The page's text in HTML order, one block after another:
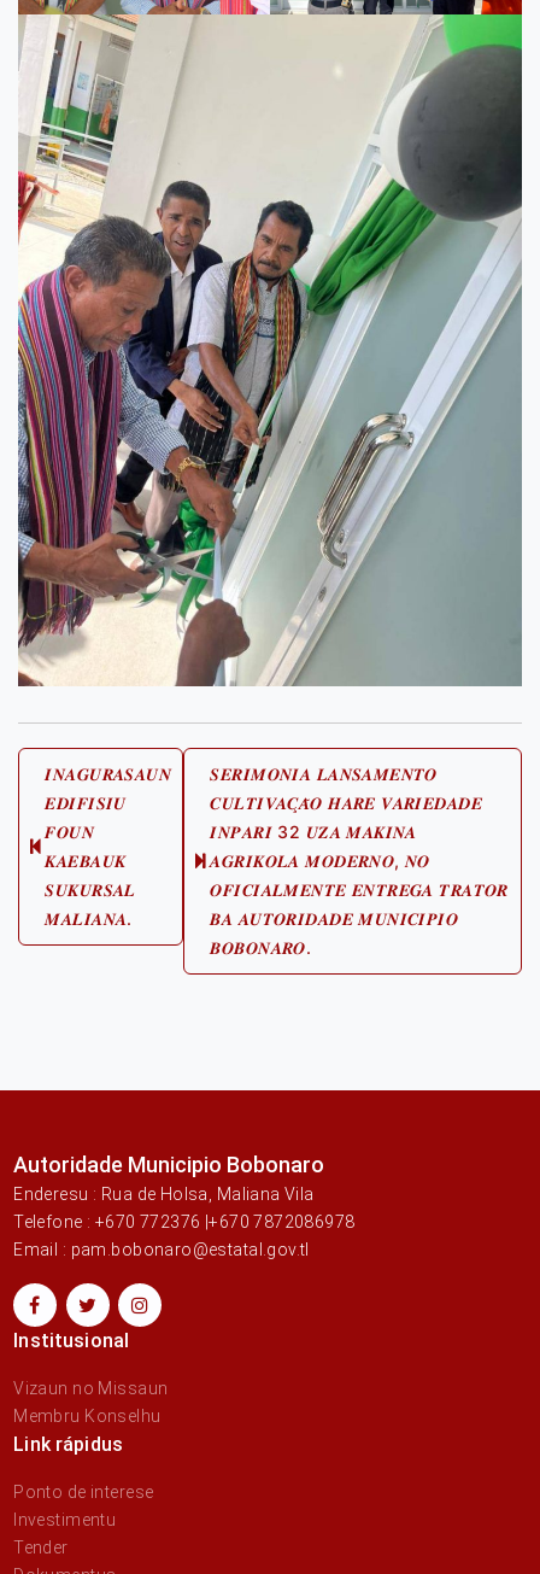
Post
navigation
Previous
post:
𝑰𝑵𝑨𝑮𝑼𝑹𝑨𝑺𝑨𝑼𝑵
𝑬𝑫𝑰𝑭𝑰𝑺𝑰𝑼
𝑭𝑶𝑼𝑵
𝑲𝑨𝑬𝑩𝑨𝑼𝑲
𝑺𝑼𝑲𝑼𝑹𝑺𝑨𝑳
𝑴𝑨𝑳𝑰𝑨𝑵𝑨.
Next
post:
𝑺𝑬𝑹𝑰𝑴𝑶𝑵𝑰𝑨 𝑳𝑨𝑵𝑺𝑨𝑴𝑬𝑵𝑻𝑶
𝑪𝑼𝑳𝑻𝑰𝑽𝑨𝑪̧𝑨̃𝑶 𝑯𝑨𝑹𝑬 𝑽𝑨𝑹𝑰𝑬𝑫𝑨𝑫𝑬
𝑰𝑵𝑷𝑨𝑹𝑰 32 𝑼𝒁𝑨 𝑴𝑨𝑲𝑰𝑵𝑨
𝑨𝑮𝑹𝑰𝑲𝑶𝑳𝑨 𝑴𝑶𝑫𝑬𝑹𝑵𝑶, 𝑵𝑶
𝑶𝑭𝑰𝑪𝑰𝑨𝑳𝑴𝑬𝑵𝑻𝑬 𝑬𝑵𝑻𝑹𝑬𝑮𝑨 𝑻𝑹𝑨𝑻𝑶𝑹
𝑩𝑨 𝑨𝑼𝑻𝑶𝑹𝑰𝑫𝑨𝑫𝑬 𝑴𝑼𝑵𝑰𝑪𝑰𝑷𝑰𝑶
𝑩𝑶𝑩𝑶𝑵𝑨𝑹𝑶.
Autoridade Municipio Bobonaro
Enderesu : Rua de Holsa, Maliana Vila
Telefone : +670 772376 |+670 7872086978
Email : pam.bobonaro@estatal.gov.tl
Institusional
Vizaun no Missaun
Membru Konselhu
Link rápidus
Ponto de interese
Investimentu
Tender